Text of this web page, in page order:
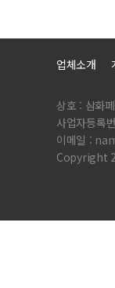
업체소개
상호 : 삼화
사업자등록
이메일 :
Copyright